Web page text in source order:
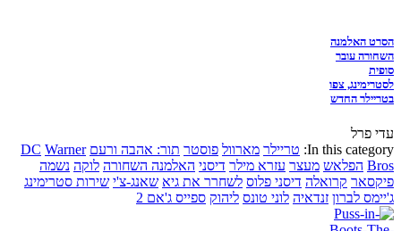
הסרט האלמנה
השחורה עובר
סופית
לסטרימינג, צפו
בטריילר החדש
עדי פרל
In this category: טריילר מארוול פוסטר תור: אהבה ורעם DC Warner
Bros הפלאש מעצר עזרא מילר דיסני האלמנה השחורה לוקה נשמה
פיקסאר קרואלה דיסני פלוס לשחרר את גיא שאנג-צ'י שירות סטרימינג
ג'יימס לברון זנדאיה לוני טונס ליהוק ספייס ג'אם 2